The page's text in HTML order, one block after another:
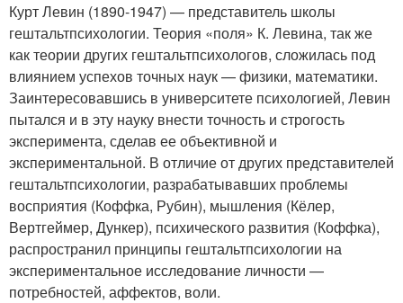
Курт Левин (1890-1947) — представитель школы
гештальтпсихологии. Теория «поля» К. Левина, так же
как теории других гештальтпсихологов, сложилась под
влиянием успехов точных наук — физики, математики.
Заинтересовавшись в университете психологией, Левин
пытался и в эту науку внести точность и строгость
эксперимента, сделав ее объективной и
экспериментальной. В отличие от других представителей
гештальтпсихологии, разрабатывавших проблемы
восприятия (Коффка, Рубин), мышления (Кёлер,
Вертгеймер, Дункер), психического развития (Коффка),
распространил принципы гештальтпсихологии на
экспериментальное исследование личности —
потребностей, аффектов, воли.